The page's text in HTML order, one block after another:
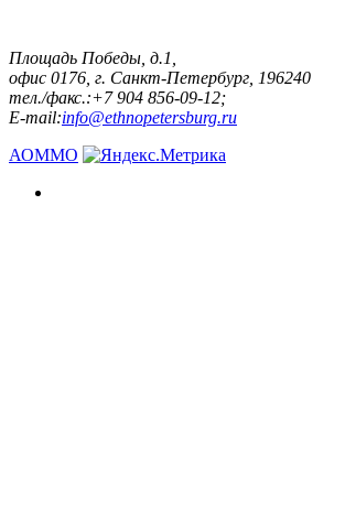
Площадь Победы, д.1,
офис 0176, г. Санкт-Петербург, 196240
тел./факс.:+7 904 856-09-12;
E-mail:info@ethnopetersburg.ru
АОММО